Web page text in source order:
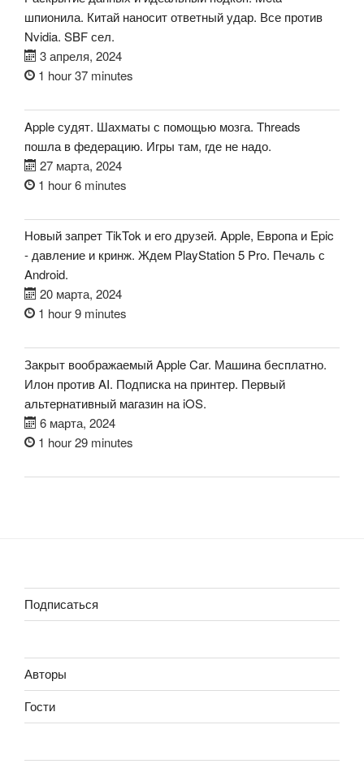
шпионила. Китай наносит ответный удар. Все против
Nvidia. SBF сел.
3 апреля, 2024
1 hour 37 minutes
Apple судят. Шахматы с помощью мозга. Threads
пошла в федерацию. Игры там, где не надо.
27 марта, 2024
1 hour 6 minutes
Новый запрет TikTok и его друзей. Apple, Европа и Epic
- давление и кринж. Ждем PlayStation 5 Pro. Печаль с
Android.
20 марта, 2024
1 hour 9 minutes
Закрыт воображаемый Apple Car. Машина бесплатно.
Илон против AI. Подписка на принтер. Первый
альтернативный магазин на iOS.
6 марта, 2024
1 hour 29 minutes
Подписаться
Авторы
Гости